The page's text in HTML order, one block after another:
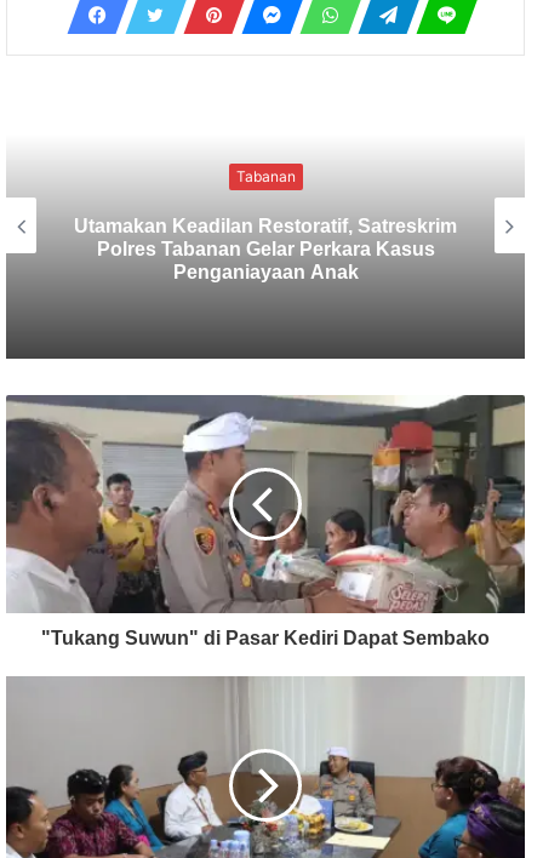
Tabanan
Sekretaris SMSI Tabanan Maju Jadi
Kandidat Ketua IMI Bali, Ketua SMSI
Tabanan Berikan Dukungan
"Tukang Suwun" di Pasar Kediri Dapat Sembako